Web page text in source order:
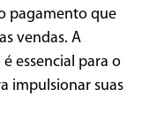
pagamento que
vendas. A
essencial para o
impulsionar suas